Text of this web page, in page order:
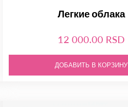
Легкие облака
12 000.00 RSD
ДОБАВИТЬ В КОРЗИНУ